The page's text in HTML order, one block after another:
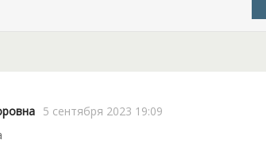
5 сентября 2023 19:09